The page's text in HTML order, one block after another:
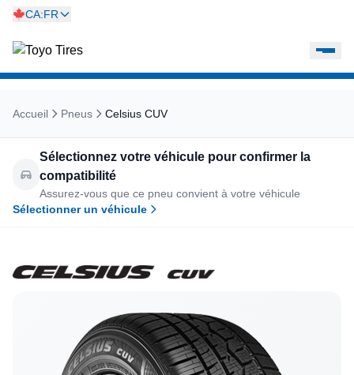
CA:FR
Accueil Pneus Celsius CUV
Sélectionnez votre véhicule pour confirmer la
compatibilité
Assurez-vous que ce pneu convient à votre véhicule
Sélectionner un véhicule